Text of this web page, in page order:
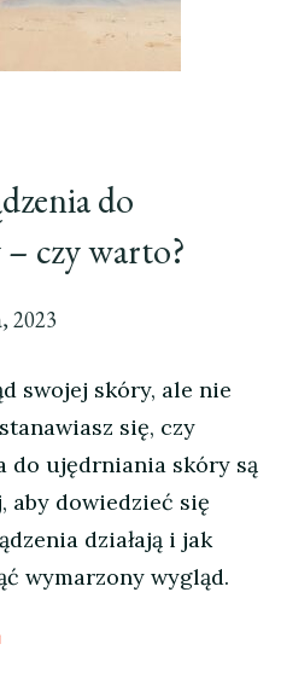
do
czy warto?
2023
swojej skóry, ale nie
się, czy
do ujędrniania skóry są
aby dowiedzieć się
działają i jak
wymarzony wygląd.